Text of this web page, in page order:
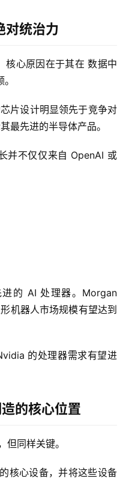
对统治力
核心原因在于其在 数据中
片设计明显领先于竞争对
最先进的半导体产品。
并不仅仅来自 OpenAI 或
的 AI 处理器。Morgan
机器人市场规模有望达到
的处理器需求有望进
的核心位置
同样关键。
核心设备，并将这些设备